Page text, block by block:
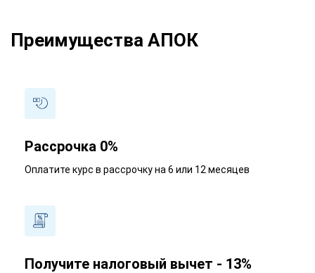
Преимущества АПОК
Рассрочка 0%
Оплатите курс в рассрочку на 6 или 12 месяцев
Получите налоговый вычет - 13%